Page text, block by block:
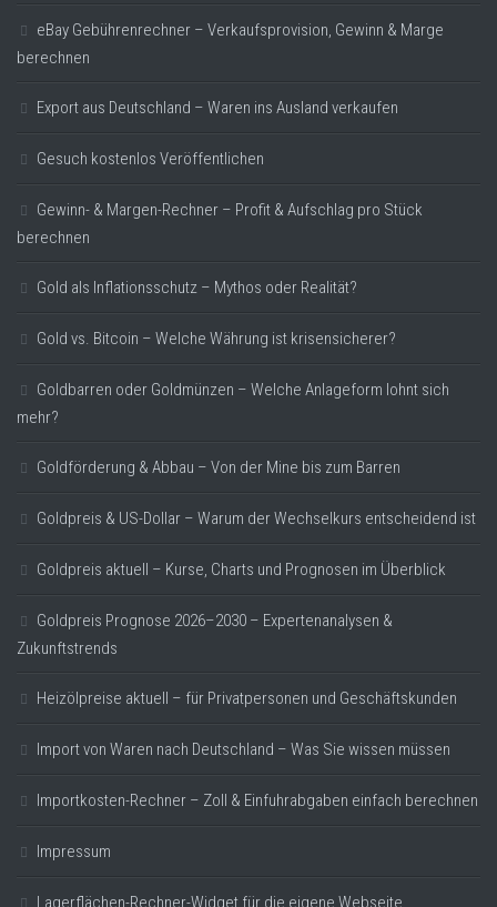
eBay Gebührenrechner – Verkaufsprovision, Gewinn & Marge
berechnen
Export aus Deutschland – Waren ins Ausland verkaufen
Gesuch kostenlos Veröffentlichen
Gewinn- & Margen-Rechner – Profit & Aufschlag pro Stück
berechnen
Gold als Inflationsschutz – Mythos oder Realität?
Gold vs. Bitcoin – Welche Währung ist krisensicherer?
Goldbarren oder Goldmünzen – Welche Anlageform lohnt sich
mehr?
Goldförderung & Abbau – Von der Mine bis zum Barren
Goldpreis & US-Dollar – Warum der Wechselkurs entscheidend ist
Goldpreis aktuell – Kurse, Charts und Prognosen im Überblick
Goldpreis Prognose 2026–2030 – Expertenanalysen &
Zukunftstrends
Heizölpreise aktuell – für Privatpersonen und Geschäftskunden
Import von Waren nach Deutschland – Was Sie wissen müssen
Importkosten-Rechner – Zoll & Einfuhrabgaben einfach berechnen
Impressum
Lagerflächen-Rechner-Widget für die eigene Webseite